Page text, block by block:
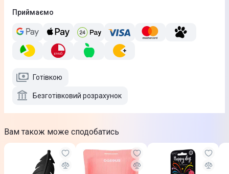
Приймаємо
Готівкою
Безготівковий розрахунок
Вам також може сподобатись